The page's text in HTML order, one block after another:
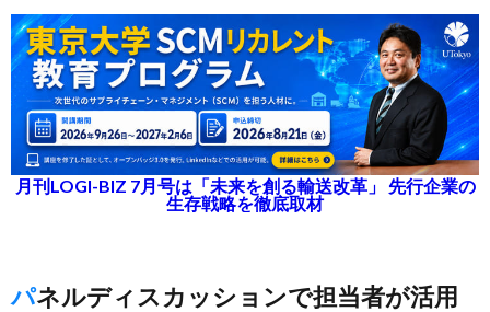
月刊LOGI-BIZ 7月号は「未来を創る輸送改革」 先行企業の
生存戦略を徹底取材
パネルディスカッションで担当者が活用